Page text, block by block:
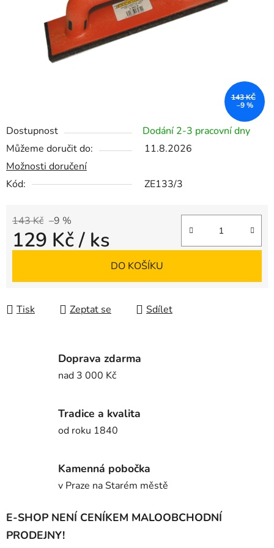
Dostupnost
Dodání 2-3 pracovní dny
Můžeme doručit do:
11.8.2026
Možnosti doručení
Kód:
ZE133/3
143 Kč –9 %
129 Kč/ ks
DO KOŠÍKU
Tisk Zeptat se Sdílet
143 KČ
–9 %
Doprava zdarma
nad 3 000 Kč
Tradice a kvalita
od roku 1840
Kamenná pobočka
v Praze na Starém městě
E-SHOP NENÍ CENÍKEM MALOOBCHODNÍ
PRODEJNY!